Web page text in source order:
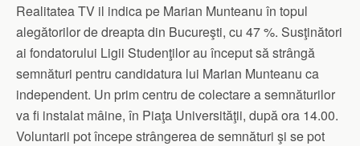
Realitatea TV il indica pe Marian Munteanu în topul
alegătorilor de dreapta din Bucureşti, cu 47 %. Susţinători
ai fondatorului Ligii Studenţilor au început să strângă
semnături pentru candidatura lui Marian Munteanu ca
independent. Un prim centru de colectare a semnăturilor
va fi instalat mâine, în Piaţa Universităţii, după ora 14.00.
Voluntarii pot începe strângerea de semnături şi se pot